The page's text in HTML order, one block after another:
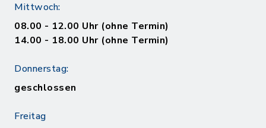
Mittwoch:
08.00 - 12.00 Uhr (ohne Termin)
14.00 - 18.00 Uhr (ohne Termin)
Donnerstag:
geschlossen
Freitag